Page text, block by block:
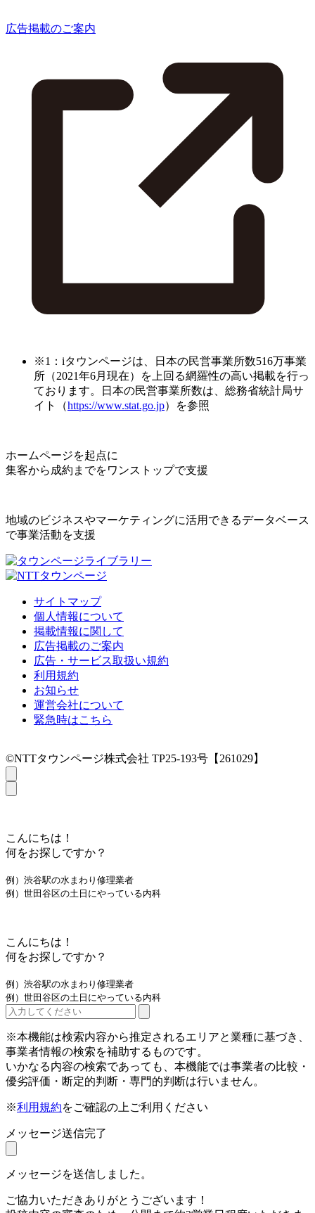
広告掲載のご案内
※1：iタウンページは、日本の民営事業所数516万事業
所（2021年6月現在）を上回る網羅性の高い掲載を行っ
ております。日本の民営事業所数は、総務省統計局サ
イト（https://www.stat.go.jp）を参照
ホームページを起点に
集客から成約までをワンストップで支援
地域のビジネスやマーケティングに活用できるデータベース
で事業活動を支援
サイトマップ
個人情報について
掲載情報に関して
広告掲載のご案内
広告・サービス取扱い規約
利用規約
お知らせ
運営会社について
緊急時はこちら
©NTTタウンページ株式会社 TP25-193号【261029】
こんにちは！
何をお探しですか？
例）渋谷駅の水まわり修理業者
例）世田谷区の土日にやっている内科
こんにちは！
何をお探しですか？
例）渋谷駅の水まわり修理業者
例）世田谷区の土日にやっている内科
※本機能は検索内容から推定されるエリアと業種に基づき、
事業者情報の検索を補助するものです。
いかなる内容の検索であっても、本機能では事業者の比較・
優劣評価・断定的判断・専門的判断は行いません。
※利用規約をご確認の上ご利用ください
メッセージ送信完了
メッセージを送信しました。
ご協力いただきありがとうございます！